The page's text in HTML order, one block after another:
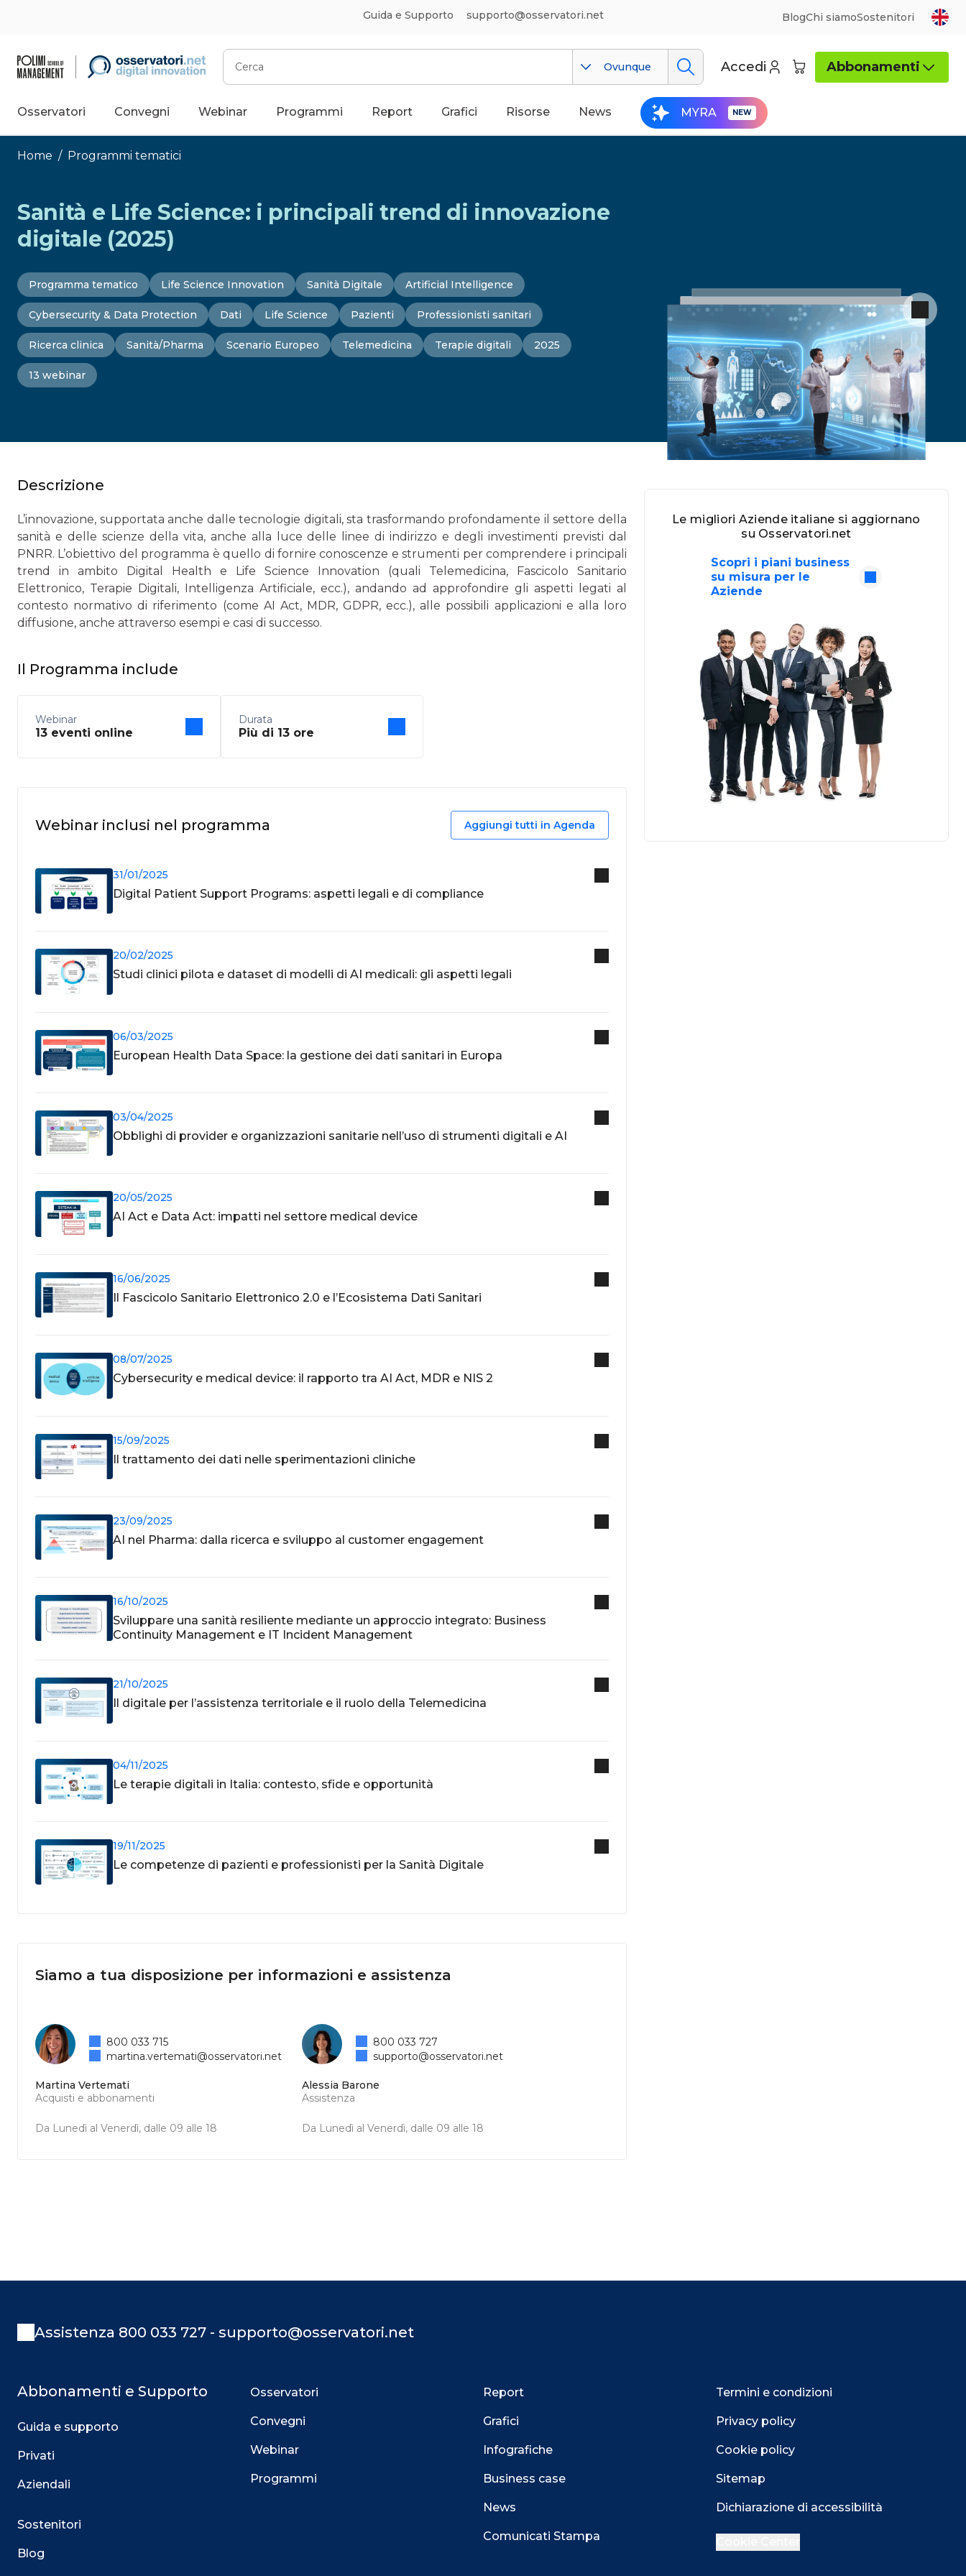
Guida e Supporto supporto@osservatori.net BlogChi siamoSostenitori
Cerca
Ovunque Accedi Abbonamenti
Osservatori Convegni Webinar Programmi Report Grafici Risorse News MYRA
Home / Programmi tematici
Sanità e Life Science: i principali trend di innovazione
digitale (2025)
Programma tematico Life Science Innovation Sanità Digitale Artificial Intelligence
Cybersecurity & Data Protection Dati Life Science Pazienti Professionisti sanitari
Ricerca clinica Sanità/Pharma Scenario Europeo Telemedicina Terapie digitali 2025
13 webinar
Descrizione
L’innovazione, supportata anche dalle tecnologie digitali, sta trasformando profondamente il settore della
sanità e delle scienze della vita, anche alla luce delle linee di indirizzo e degli investimenti previsti dal
PNRR. L’obiettivo del programma è quello di fornire conoscenze e strumenti per comprendere i principali
trend in ambito Digital Health e Life Science Innovation (quali Telemedicina, Fascicolo Sanitario
Elettronico, Terapie Digitali, Intelligenza Artificiale, ecc.), andando ad approfondire gli aspetti legati al
contesto normativo di riferimento (come AI Act, MDR, GDPR, ecc.), alle possibili applicazioni e alla loro
diffusione, anche attraverso esempi e casi di successo.
Il Programma include
Webinar
13 eventi online
Durata
Più di 13 ore
Webinar inclusi nel programma Aggiungi tutti in Agenda
31/01/2025
Digital Patient Support Programs: aspetti legali e di compliance
20/02/2025
Studi clinici pilota e dataset di modelli di AI medicali: gli aspetti legali
06/03/2025
European Health Data Space: la gestione dei dati sanitari in Europa
03/04/2025
Obblighi di provider e organizzazioni sanitarie nell’uso di strumenti digitali e AI
20/05/2025
AI Act e Data Act: impatti nel settore medical device
16/06/2025
Il Fascicolo Sanitario Elettronico 2.0 e l’Ecosistema Dati Sanitari
08/07/2025
Cybersecurity e medical device: il rapporto tra AI Act, MDR e NIS 2
15/09/2025
Il trattamento dei dati nelle sperimentazioni cliniche
23/09/2025
AI nel Pharma: dalla ricerca e sviluppo al customer engagement
16/10/2025
Sviluppare una sanità resiliente mediante un approccio integrato: Business
Continuity Management e IT Incident Management
21/10/2025
Il digitale per l’assistenza territoriale e il ruolo della Telemedicina
04/11/2025
Le terapie digitali in Italia: contesto, sfide e opportunità
19/11/2025
Le competenze di pazienti e professionisti per la Sanità Digitale
Siamo a tua disposizione per informazioni e assistenza
Martina Vertemati
Acquisti e abbonamenti
Da Lunedì al Venerdì, dalle 09 alle 18
800 033 715
martina.vertemati@osservatori.net
Alessia Barone
Assistenza
Da Lunedì al Venerdì, dalle 09 alle 18
800 033 727
supporto@osservatori.net
Le migliori Aziende italiane si aggiornano
su Osservatori.net
Scopri i piani business
su misura per le
Aziende
Assistenza 800 033 727 - supporto@osservatori.net
Abbonamenti e Supporto
Guida e supporto
Privati
Aziendali
Sostenitori
Blog
Osservatori
Convegni
Webinar
Programmi
Report
Grafici
Infografiche
Business case
News
Comunicati Stampa
Termini e condizioni
Privacy policy
Cookie policy
Sitemap
Dichiarazione di accessibilità